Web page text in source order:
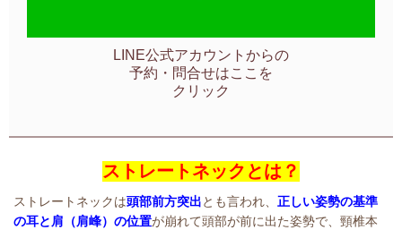
LINE公式アカウントからの
予約・問合せはここを
クリック
ストレートネックとは？
ストレートネックは頭部前方突出とも言われ、 正しい姿勢の基準
の耳と肩（肩峰）の位置が崩れて頭部が前に出た姿勢で、 頸椎本